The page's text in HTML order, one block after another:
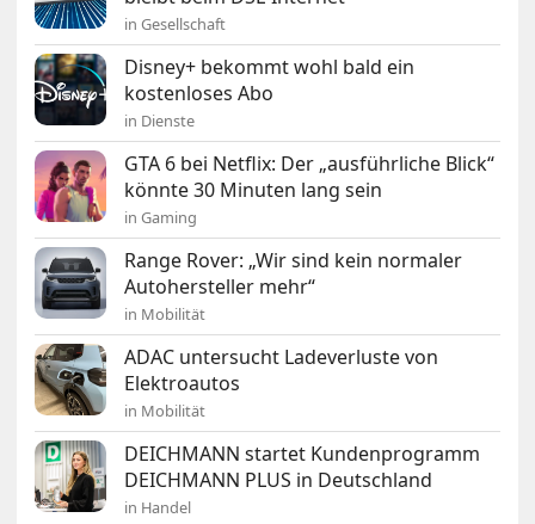
in Gesellschaft
Disney+ bekommt wohl bald ein
kostenloses Abo
in Dienste
GTA 6 bei Netflix: Der „ausführliche Blick“
könnte 30 Minuten lang sein
in Gaming
Range Rover: „Wir sind kein normaler
Autohersteller mehr“
in Mobilität
ADAC untersucht Ladeverluste von
Elektroautos
in Mobilität
DEICHMANN startet Kundenprogramm
DEICHMANN PLUS in Deutschland
in Handel